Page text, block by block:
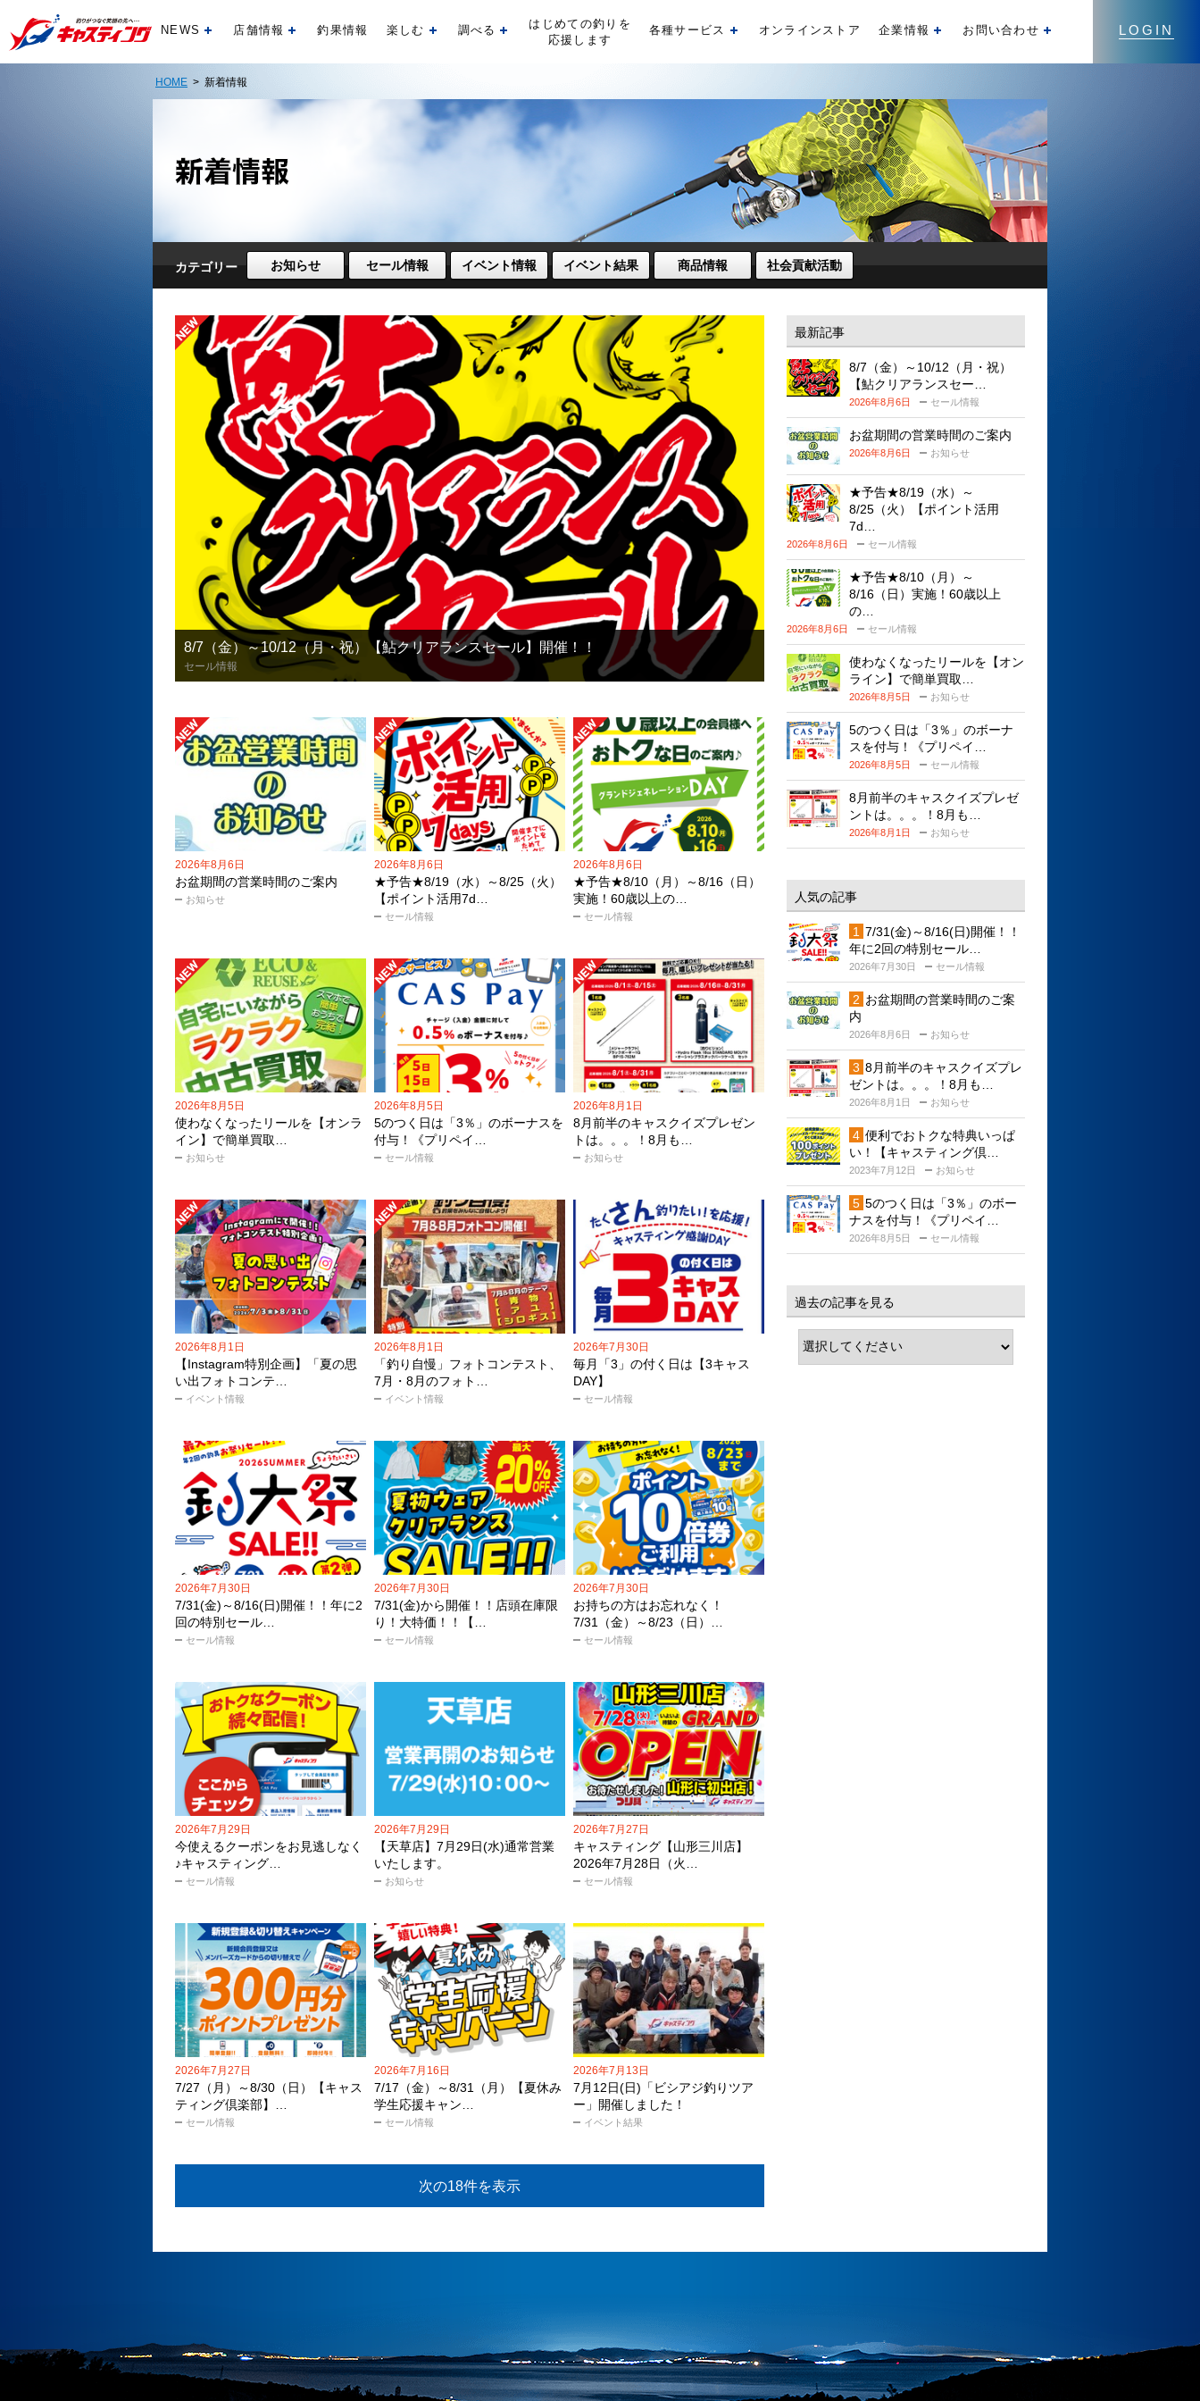
LOGIN
NEWS 開く店舗情報 開く釣果情報 楽しむ 開く調べる 開く
はじめての釣りを
応援します
各種サービス 開くオンラインストア 企業情報 開くお問い合わせ
HOME > 新着情報
カテゴリー お知らせ セール情報 イベント情報 イベント結果 商品情報 社会貢献活動
8/7（金）～10/12（月・祝）【鮎クリアランスセール】開催！！
セール情報
2026年8月6日
お盆期間の営業時間のご案内
お知らせ
2026年8月6日
★予告★8/19（水）～8/25（火）
【ポイント活用7d…
セール情報
2026年8月6日
★予告★8/10（月）～8/16（日）
実施！60歳以上の…
セール情報
2026年8月5日
使わなくなったリールを【オンラ
イン】で簡単買取…
お知らせ
2026年8月5日
5のつく日は「3％」のボーナスを
付与！《プリペイ…
セール情報
2026年8月1日
8月前半のキャスクイズプレゼン
トは。。。！8月も…
お知らせ
2026年8月1日
【Instagram特別企画】「夏の思
い出フォトコンテ…
イベント情報
2026年8月1日
「釣り自慢」フォトコンテスト、
7月・8月のフォト…
イベント情報
2026年7月30日
毎月「3」の付く日は【3キャス
DAY】
セール情報
2026年7月30日
7/31(金)～8/16(日)開催！！年に2
回の特別セール…
セール情報
2026年7月30日
7/31(金)から開催！！店頭在庫限
り！大特価！！【…
セール情報
2026年7月30日
お持ちの方はお忘れなく！
7/31（金）～8/23（日）…
セール情報
2026年7月29日
今使えるクーポンをお見逃しなく
♪キャスティング…
セール情報
2026年7月29日
【天草店】7月29日(水)通常営業
いたします。
お知らせ
2026年7月27日
キャスティング【山形三川店】
2026年7月28日（火…
セール情報
2026年7月27日
7/27（月）～8/30（日）【キャス
ティング倶楽部】…
セール情報
2026年7月16日
7/17（金）～8/31（月）【夏休み
学生応援キャン…
セール情報
2026年7月13日
7月12日(日)「ビシアジ釣りツア
ー」開催しました！
イベント結果
次の18件を表示
最新記事
8/7（金）～10/12（月・祝）
【鮎クリアランスセー…
2026年8月6日 セール情報
お盆期間の営業時間のご案内
2026年8月6日 お知らせ
★予告★8/19（水）～
8/25（火）【ポイント活用
7d…
2026年8月6日 セール情報
★予告★8/10（月）～
8/16（日）実施！60歳以上
の…
2026年8月6日 セール情報
使わなくなったリールを【オン
ライン】で簡単買取…
2026年8月5日 お知らせ
5のつく日は「3％」のボーナ
スを付与！《プリペイ…
2026年8月5日 セール情報
8月前半のキャスクイズプレゼ
ントは。。。！8月も…
2026年8月1日 お知らせ
人気の記事
7/31(金)～8/16(日)開催！！
年に2回の特別セール…
2026年7月30日 セール情報
お盆期間の営業時間のご案
内
2026年8月6日 お知らせ
8月前半のキャスクイズプレ
ゼントは。。。！8月も…
2026年8月1日 お知らせ
便利でおトクな特典いっぱ
い！【キャスティング倶…
2023年7月12日 お知らせ
5のつく日は「3％」のボー
ナスを付与！《プリペイ…
2026年8月5日 セール情報
過去の記事を見る